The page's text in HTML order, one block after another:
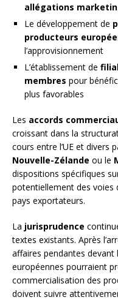
allégations
Le développement de
producteurs
l’approvisionnement
L’établissement de
membres pour
plus favorables
Les accords
croissant dans la
cours entre l’UE et divers
Nouvelle-Zélande ou le
dispositions spécifiques
potentiellement des voies
pays exportateurs.
La jurisprudence
textes existants. Après
affaires pendantes
européennes pourraient
commercialisation des
doivent suivre